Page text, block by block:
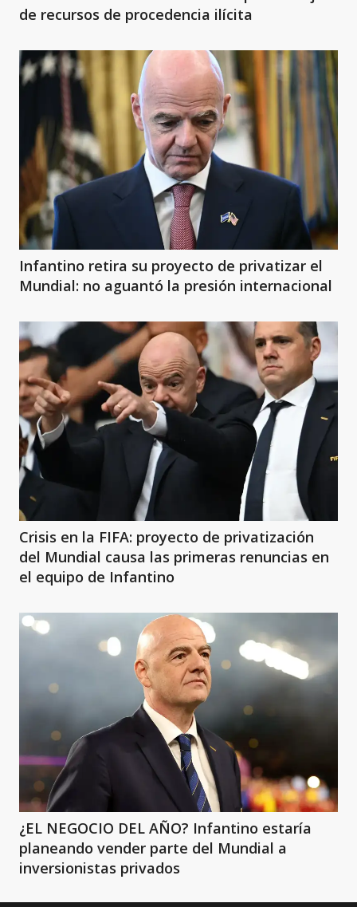
de recursos de procedencia ilícita
Infantino retira su proyecto de privatizar el
Mundial: no aguantó la presión internacional
Crisis en la FIFA: proyecto de privatización
del Mundial causa las primeras renuncias en
el equipo de Infantino
¿EL NEGOCIO DEL AÑO? Infantino estaría
planeando vender parte del Mundial a
inversionistas privados